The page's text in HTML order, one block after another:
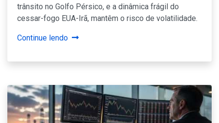
trânsito no Golfo Pérsico, e a dinâmica frágil do
cessar-fogo EUA-Irã, mantêm o risco de volatilidade.
Continue lendo